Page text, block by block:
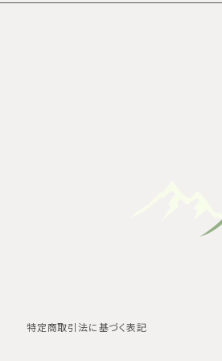
特定商取引法に基づく表記